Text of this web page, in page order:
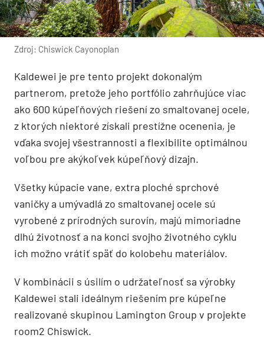
Zdroj: Chiswick Cayonoplan
Kaldewei je pre tento projekt dokonalým
partnerom, pretože jeho portfólio zahrňujúce viac
ako 600 kúpeľňových riešení zo smaltovanej ocele,
z ktorých niektoré získali prestížne ocenenia, je
vďaka svojej všestrannosti a flexibilite optimálnou
voľbou pre akýkoľvek kúpeľňový dizajn.
Všetky kúpacie vane, extra ploché sprchové
vaničky a umývadlá zo smaltovanej ocele sú
vyrobené z prírodných surovín, majú mimoriadne
dlhú životnosť a na konci svojho životného cyklu
ich možno vrátiť späť do kolobehu materiálov.
V kombinácii s úsilím o udržateľnosť sa výrobky
Kaldewei stali ideálnym riešením pre kúpeľne
realizované skupinou Lamington Group v projekte
room2 Chiswick.